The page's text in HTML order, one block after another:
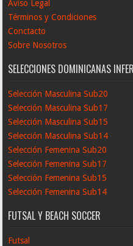
Aviso Legal
Términos y Condiciones
Conctacto
Sobre Nosotros
SELECCIONES DOMINICANAS
Selección Masculina Sub20
Selección Masculina Sub17
Selección Masculina Sub15
Selección Masculina Sub14
Selección Femenina Sub20
Selección Femenina Sub17
Selección Femenina Sub15
Selección Femenina Sub14
FUTSAL Y BEACH SOCCER
Futsal